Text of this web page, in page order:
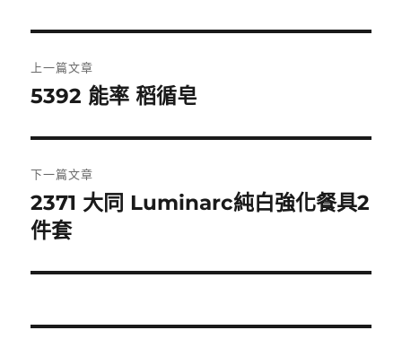
章
覽
上一篇文章
上
篇
文
章:
5392 能率 稻循皂
下一篇文章
下
一
文
2371 大同 Luminarc純白強化餐具2
件套